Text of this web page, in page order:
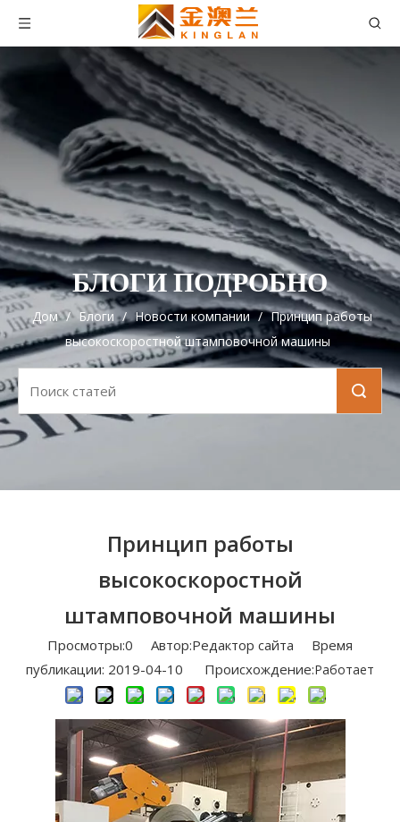
БЛОГИ ПОДРОБНО
Дом / Блоги / Новости компании / Принцип работы
высокоскоростной штамповочной машины
Принцип работы
высокоскоростной
штамповочной машины
Просмотры:0 Автор:Pедактор сайта Время
публикации: 2019-04-10 Происхождение:Работает